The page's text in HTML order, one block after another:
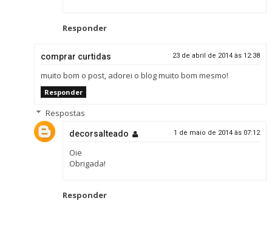
Responder
comprar curtidas 23 de abril de 2014 às 12:38
muito bom o post, adorei o blog muito bom mesmo!
Responder
Respostas
decorsalteado 1 de maio de 2014 às 07:12
Oie
Obrigada!
Responder